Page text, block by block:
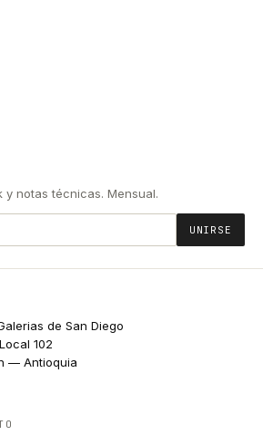
y notas técnicas. Mensual.
UNIRSE
de San Diego
102
— Antioquia